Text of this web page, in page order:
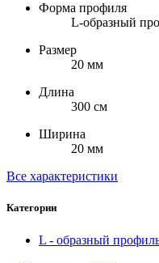
Форма профиля
L-образный
Размер
20 мм
Длина
300 см
Ширина
20 мм
Все характеристики
Категории
L - образный